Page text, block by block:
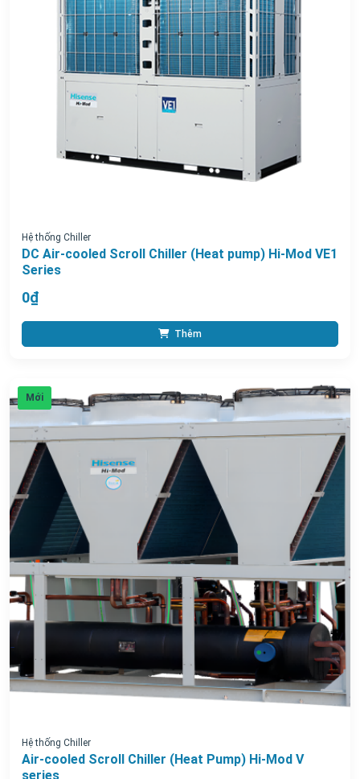
Hệ thống Chiller
DC Air-cooled Scroll Chiller (Heat pump) Hi-Mod VE1
Series
0₫
Thêm
Mới
Hệ thống Chiller
Air-cooled Scroll Chiller (Heat Pump) Hi-Mod V
series